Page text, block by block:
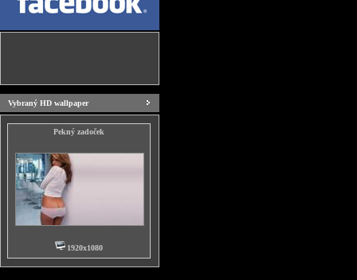
Vybraný HD wallpaper
Pekný zadoček
1920x1080